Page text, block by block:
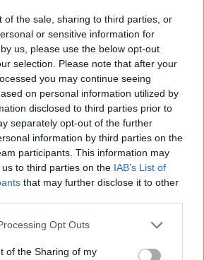
of the sale, sharing to third parties, or
or sensitive information for
us, please use the below opt-out
selection. Please note that after your
you may continue seeing
on personal information utilized by
disclosed to third parties prior to
separately opt-out of the further
information by third parties on the
participants. This information may
to third parties on the IAB’s List of
that may further disclose it to other
website/app uses one or more Google
or usage behaviour. You may click to
Opt Outs
of the Sharing of my
Candy